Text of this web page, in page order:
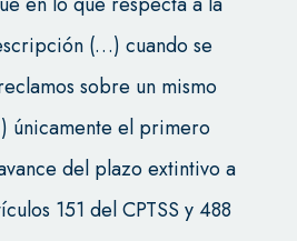
(…) cuando se
sobre un mismo
el primero
del plazo extintivo a
151 del CPTSS y 488